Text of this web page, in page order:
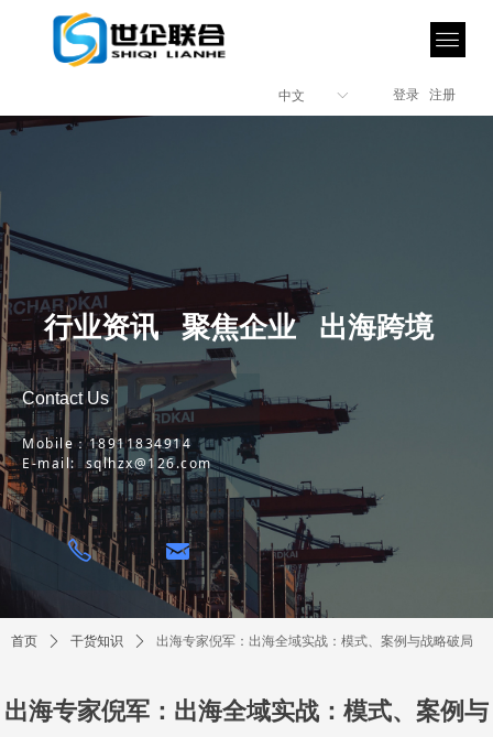
ꀅ
中文 登录 注册
首页 ꄲ 干货知识 ꄲ 出海专家倪军：出海全域实战：模式、案例与战略破局
出海专家倪军：出海全域实战：模式、案例与
行业资讯 聚焦企业 出海跨境
Contact Us
Mobile：18911834914
E-mail: sqlhzx@126.com
ꂅ 낂